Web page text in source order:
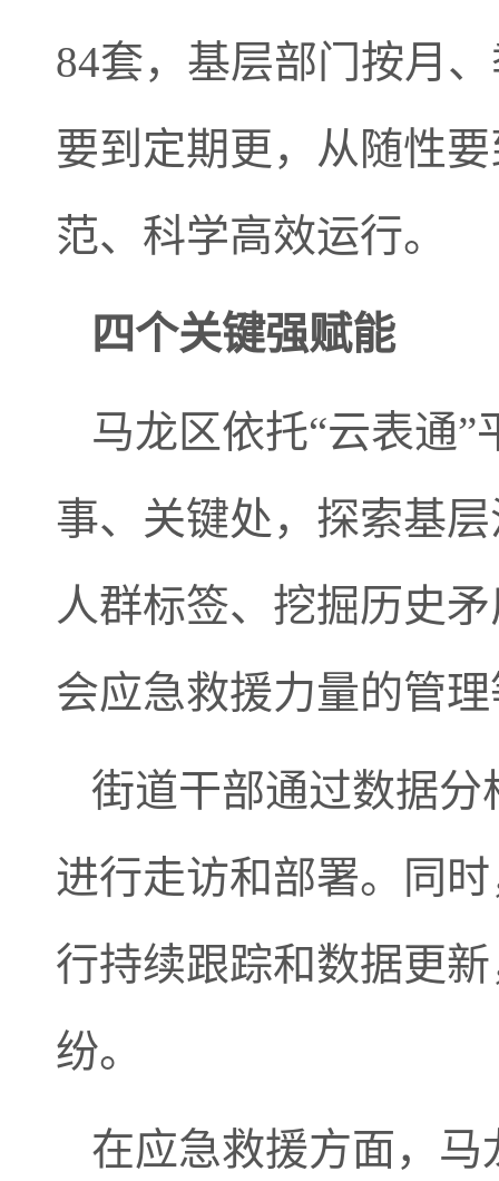
84套，基层部门按月
要到定期更，从随性
范、科学高效运行。
四个关键强赋能
马龙区依托“云表通
事、关键处，探索基
人群标签、挖掘历史
会应急救援力量的管
街道干部通过数据
进行走访和部署。同
行持续跟踪和数据更
纷。
在应急救援方面，马